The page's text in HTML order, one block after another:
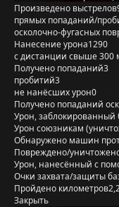
Произведено выстрелов
прямых попаданий/
осколочно-фугасных
Нанесение урона1290
с дистанции свыше 300
Получено попаданий3
пробитий3
не нанёсших урон0
Получено попаданий
Урон, заблокированный
Урон союзникам
Обнаружено машин
Повреждено/
Урон, нанесённый с
Очки захвата/защиты
Пройдено километров
Закрыть